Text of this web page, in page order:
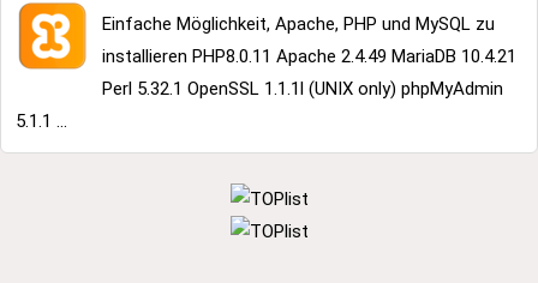
Einfache Möglichkeit, Apache, PHP und MySQL zu
installieren PHP8.0.11 Apache 2.4.49 MariaDB 10.4.21
Perl 5.32.1 OpenSSL 1.1.1l (UNIX only) phpMyAdmin
5.1.1 ...